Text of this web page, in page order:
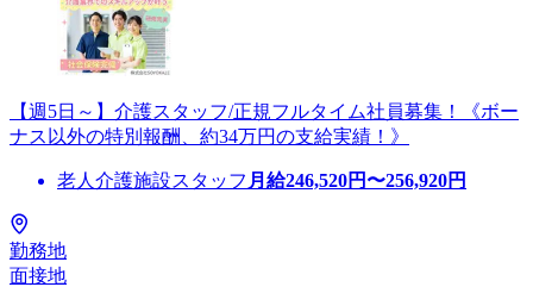
【週5日～】介護スタッフ/正規フルタイム社員募集！《ボー
ナス以外の特別報酬、約34万円の支給実績！》
老人介護施設スタッフ 月給246,520円〜256,920円
勤務地
面接地